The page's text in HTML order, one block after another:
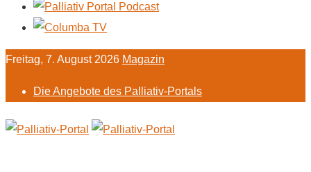
Freitag, 7. August 2026 Magazin
Die Angebote des Palliativ-Portals